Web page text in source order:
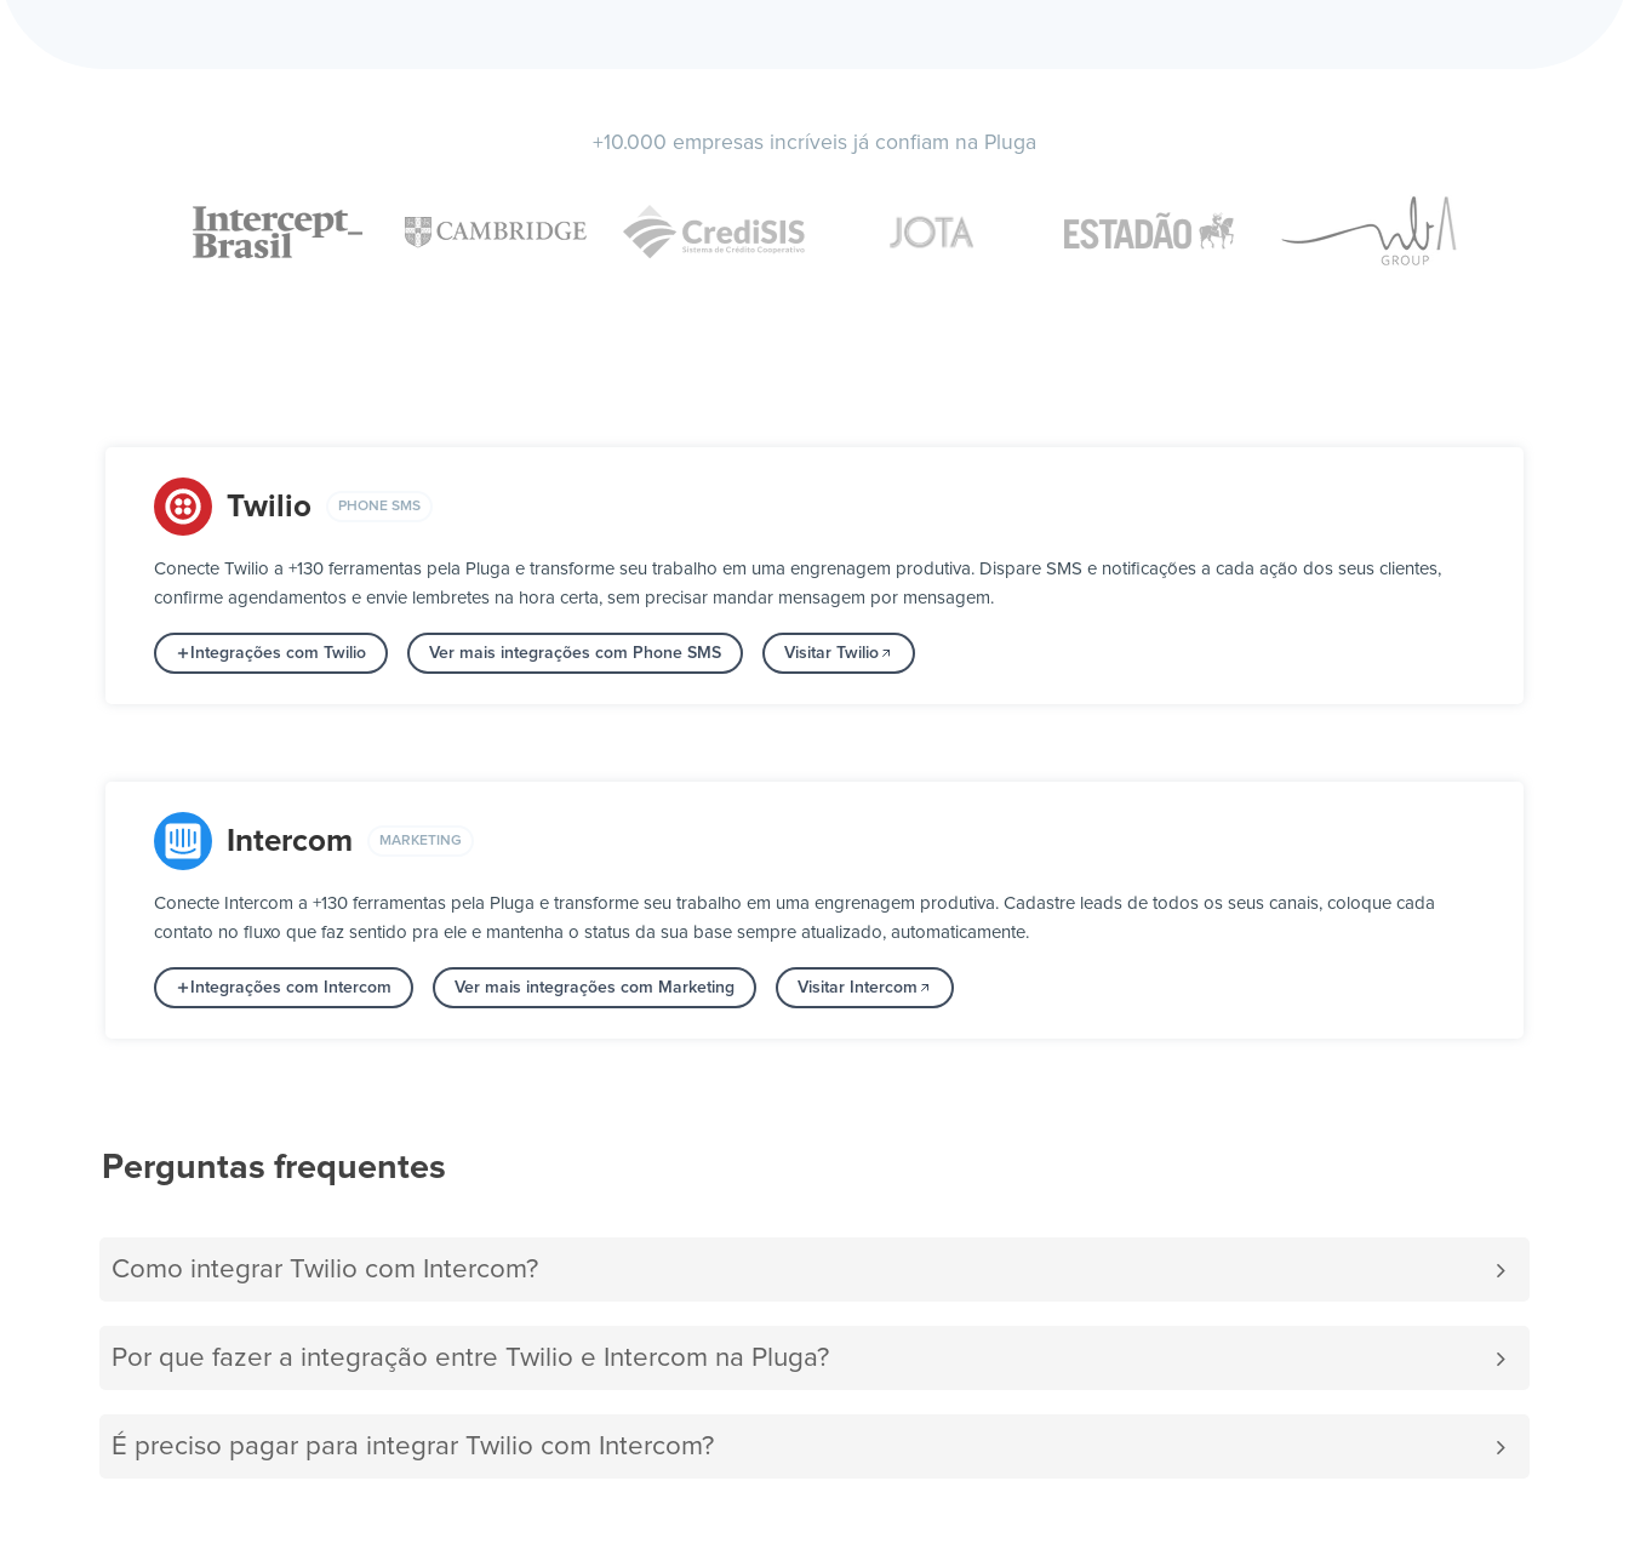
+10.000 empresas incríveis já confiam na Pluga
Twilio PHONE SMS
Conecte Twilio a +130 ferramentas pela Pluga e transforme seu trabalho em uma engrenagem produtiva. Dispare SMS e notificações a cada ação dos seus clientes,
confirme agendamentos e envie lembretes na hora certa, sem precisar mandar mensagem por mensagem.
Integrações com Twilio Ver mais integrações com Phone SMS Visitar Twilio
Intercom MARKETING
Conecte Intercom a +130 ferramentas pela Pluga e transforme seu trabalho em uma engrenagem produtiva. Cadastre leads de todos os seus canais, coloque cada
contato no fluxo que faz sentido pra ele e mantenha o status da sua base sempre atualizado, automaticamente.
Integrações com Intercom Ver mais integrações com Marketing Visitar Intercom
Perguntas frequentes
Como integrar Twilio com Intercom?
Por que fazer a integração entre Twilio e Intercom na Pluga?
É preciso pagar para integrar Twilio com Intercom?